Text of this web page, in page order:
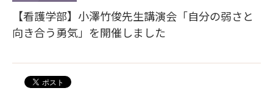
【看護学部】小澤竹俊先生講演会「自分の弱さと
向き合う勇気」を開催しました